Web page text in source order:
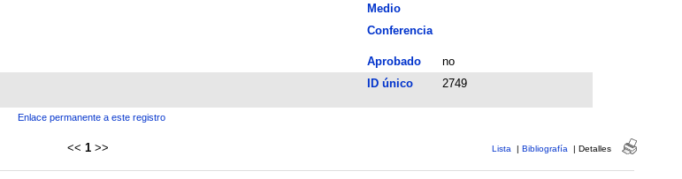
Medio
Conferencia
Aprobado
no
ID único 2749
Enlace permanente a este registro
<< 1 >> Lista | Bibliografía | Detalles